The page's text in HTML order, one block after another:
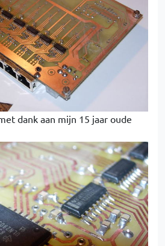
dank aan mijn 15 jaar oude